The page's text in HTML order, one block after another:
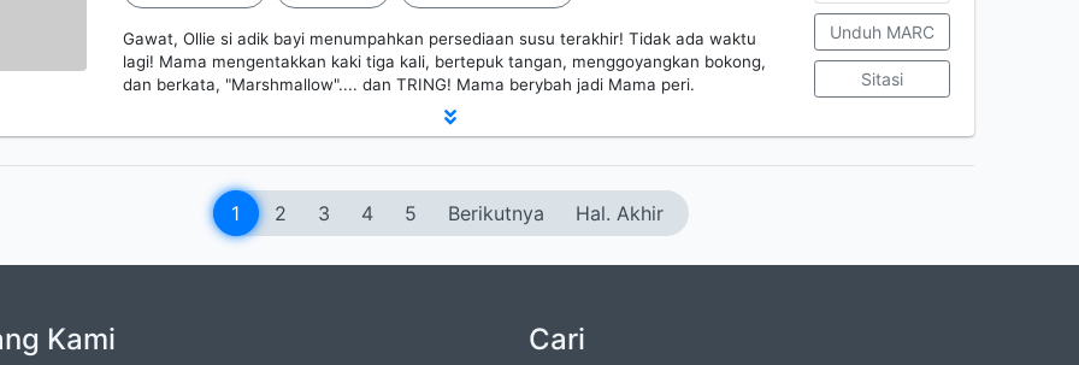
Gawat, Ollie si adik bayi menumpahkan persediaan susu terakhir! Tidak ada waktu
lagi! Mama mengentakkan kaki tiga kali, bertepuk tangan, menggoyangkan bokong,
dan berkata, "Marshmallow".... dan TRING! Mama berybah jadi Mama peri.
Unduh MARC
Sitasi
1 2 3 4 5 Berikutnya Hal. Akhir
Kami Cari